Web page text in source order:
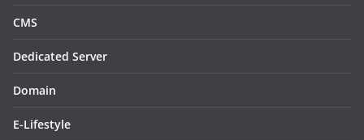
CMS
Dedicated Server
Domain
E-Lifestyle